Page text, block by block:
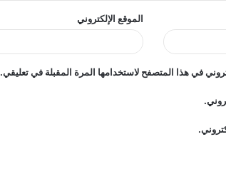
الموقع الإلكتروني
في هذا المتصفح لاستخدامها المرة المقبلة في تعليقي.